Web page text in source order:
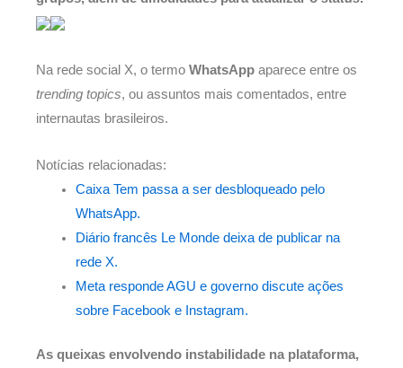
Na rede social X, o termo WhatsApp aparece entre os
trending topics, ou assuntos mais comentados, entre
internautas brasileiros.
Notícias relacionadas:
Caixa Tem passa a ser desbloqueado pelo
WhatsApp.
Diário francês Le Monde deixa de publicar na
rede X.
Meta responde AGU e governo discute ações
sobre Facebook e Instagram.
As queixas envolvendo instabilidade na plataforma,